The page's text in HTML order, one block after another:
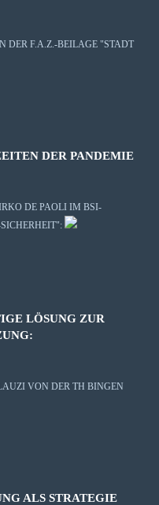
DER F.A.Z.-BEILAGE "STADT
DER PANDEMIE
DE PAOLI IM BSI-
LÖSUNG ZUR
VON DER TH BINGEN
ALS STRATEGIE